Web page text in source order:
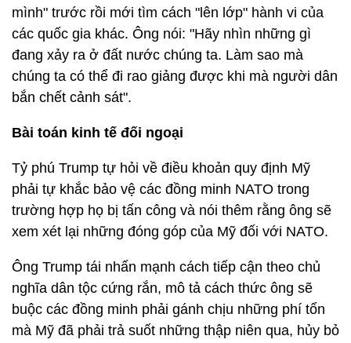
mình" trước rồi mới tìm cách "lên lớp" hành vi của
các quốc gia khác. Ông nói: "Hãy nhìn những gì
đang xảy ra ở đất nước chúng ta. Làm sao mà
chúng ta có thể đi rao giảng được khi mà người dân
bắn chết cảnh sát".
Bài toán kinh tế đối ngoại
Tỷ phú Trump tự hỏi về điều khoản quy định Mỹ
phải tự khắc bảo vệ các đồng minh NATO trong
trường hợp họ bị tấn công và nói thêm rằng ông sẽ
xem xét lại những đóng góp của Mỹ đối với NATO.
Ông Trump tái nhấn mạnh cách tiếp cận theo chủ
nghĩa dân tộc cứng rắn, mô tả cách thức ông sẽ
buộc các đồng minh phải gánh chịu những phí tổn
mà Mỹ đã phải trả suốt những thập niên qua, hủy bỏ